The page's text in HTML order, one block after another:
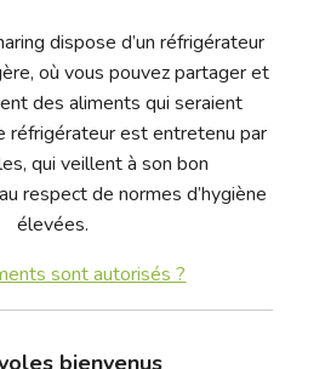
dispose d’un réfrigérateur
où vous pouvez partager et
des aliments qui seraient
réfrigérateur est entretenu par
qui veillent à son bon
respect de normes d’hygiène
élevées.
sont autorisés ?
bienvenus